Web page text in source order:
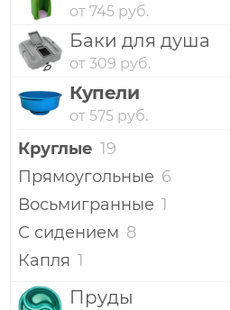
от 745 руб.
Баки для душа
от 309 руб.
Купели
от 575 руб.
Круглые 19
Прямоугольные 6
Восьмигранные 1
С сидением 8
Капля 1
Пруды